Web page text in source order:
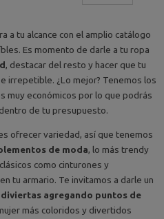
a tu alcance con el amplio catálogo
Es momento de darle a tu ropa
, destacar del resto y hacer que tu
irrepetible. ¿Lo mejor? Tenemos los
muy económicos por lo que podrás
dentro de tu presupuesto.
ofrecer variedad, así que tenemos
de moda, lo más trendy
como cinturones y
tu armario. Te invitamos a darle un
agregando puntos de
más coloridos y divertidos